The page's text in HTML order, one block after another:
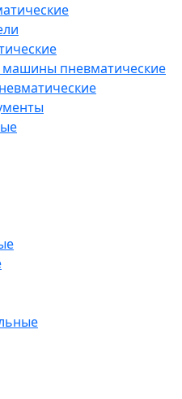
пневматические